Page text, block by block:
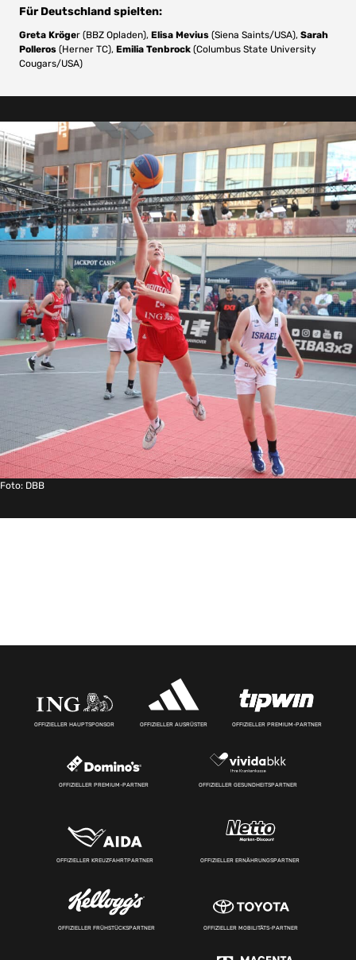
Für Deutschland spielten:
Greta Kröger (BBZ Opladen), Elisa Mevius (Siena Saints/USA), Sarah
Polleros (Herner TC), Emilia Tenbrock (Columbus State University
Cougars/USA)
Foto: DBB
OFFIZIELLER HAUPTSPONSOR OFFIZIELLER AUSRÜSTER OFFIZIELLER PREMIUM-PARTNER
OFFIZIELLER PREMIUM-PARTNER OFFIZIELLER GESUNDHEITSPARTNER
OFFIZIELLER KREUZFAHRTPARTNER OFFIZIELLER ERNÄHRUNGSPARTNER
OFFIZIELLER FRÜHSTÜCKSPARTNER OFFIZIELLER MOBILITÄTS-PARTNER